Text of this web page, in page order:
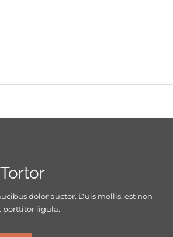
dolor auctor. Duis mollis, est non
porttitor ligula.